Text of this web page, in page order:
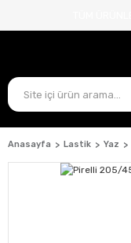
Anasayfa Lastik Yaz